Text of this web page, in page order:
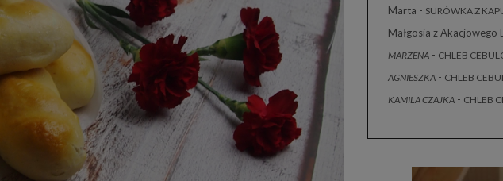
Marta - SURÓWKA Z
Małgosia z Akacjowego
MARZENA - CHLEB
AGNIESZKA - CHLEB
KAMILA CZAJKA - CHLEB